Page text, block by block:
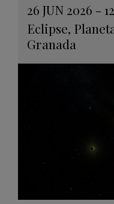
26 JUN 2026 -
Eclipse,
Granada